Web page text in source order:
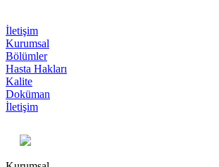
İletişim
Kurumsal
Bölümler
Hasta Hakları
Kalite
Doküman
İletişim